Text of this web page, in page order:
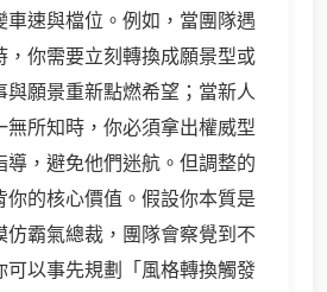
車速與檔位。例如，當團隊遇
，你需要立刻轉換成願景型或
與願景重新點燃希望；當新人
無所知時，你必須拿出權威型
導，避免他們迷航。但調整的
你的核心價值。假設你本質是
仿霸氣總裁，團隊會察覺到不
可以事先規劃「風格轉換觸發